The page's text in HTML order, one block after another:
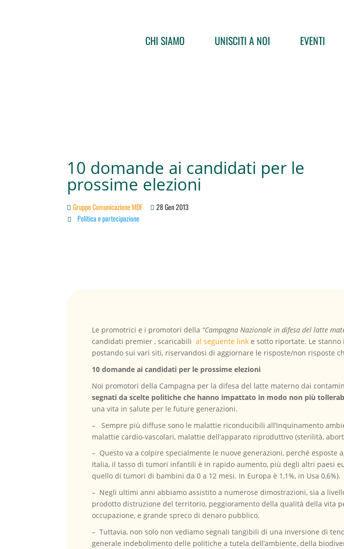
CHI SIAMO UNISCITI A NOI EVENTI
10 domande ai candidati per le
prossime elezioni
Gruppo Comunicazione MDF 28 Gen 2013
 Politica e partecipazione
Le promotrici e i promotori della “Campagna Nazionale in difesa del latte
candidati premier , scaricabilial seguente link e sotto riportate. Le
postando sui vari siti, riservandosi di aggiornare le risposte/non risposte
10 domande ai candidati per le prossime elezioni
Noi promotori della Campagna per la difesa del latte materno dai
segnati da scelte politiche che hanno impattato in modo non più
una vita in salute per le future generazioni.
– Sempre più diffuse sono le malattie riconducibili all’inquinamento
malattie cardio-vascolari, malattie dell’apparato riproduttivo (sterilità,
– Questo va a colpire specialmente le nuove generazioni, perché
Italia, il tasso di tumori infantili è in rapido aumento, più degli altri paesi
quello di tumori di bambini da 0 a 12 mesi. In Europa è 1,1%, in Usa 0,6%).
– Negli ultimi anni abbiamo assistito a numerose dimostrazioni, sia a
prodotto distruzione del territorio, peggioramento della qualità della vita
occupazione, e grande spreco di denaro pubblico.
– Tuttavia, non solo non vediamo segnali tangibili di una inversione di
generale indebolimento delle politiche a tutela dell’ambiente, della